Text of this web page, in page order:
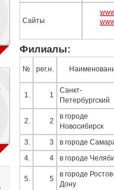
Сайты
Филиалы:
№ рег.н.
1. 1
Санкт-
Петербургский
2. 2
в городе
Новосибирск
3. 3 в городе
4. 4 в городе
5. 5
в городе
Дону